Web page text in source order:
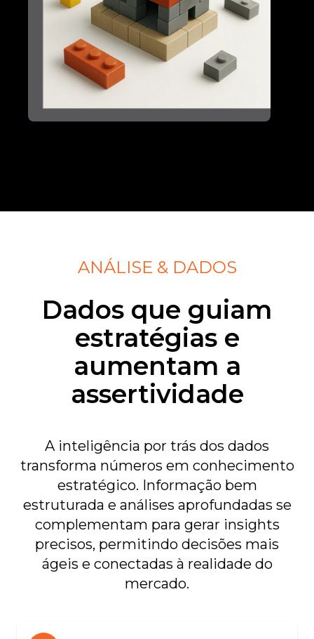
ANÁLISE & DADOS
Dados que guiam
estratégias e
aumentam a
assertividade
A inteligência por trás dos dados
transforma números em conhecimento
estratégico. Informação bem
estruturada e análises aprofundadas se
complementam para gerar insights
precisos, permitindo decisões mais
ágeis e conectadas à realidade do
mercado.